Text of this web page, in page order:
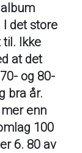
I det store
til. Ikke
at det
og 80-
bra år.
enn
100
6. 80 av